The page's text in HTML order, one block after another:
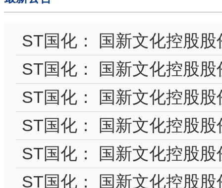
ST国化： 国新文化控股
届监事会第六次会议决议
ST国化： 国新文化控股
度报告
ST国化： 国新文化控股
ST国化： 国新文化控股
情人登记管理制度
ST国化： 国新文化控股
次临时股东会会议材料
ST国化： 国新文化控股